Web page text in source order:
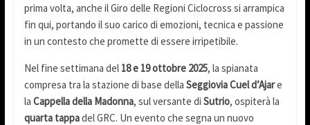
prima volta, anche il Giro delle Regioni Ciclocross si arrampica
fin qui, portando il suo carico di emozioni, tecnica e passione
in un contesto che promette di essere irripetibile.
Nel fine settimana del 18 e 19 ottobre 2025, la spianata
compresa tra la stazione di base della Seggiovia Cuel d’Ajare
la Cappella della Madonna, sul versante di Sutrio, ospiterà la
quarta tappadel GRC. Un evento che segna un nuovo